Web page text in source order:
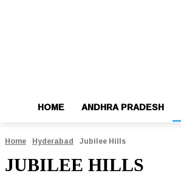
HOME ANDHRA PRADESH
Home Hyderabad Jubilee Hills
JUBILEE HILLS